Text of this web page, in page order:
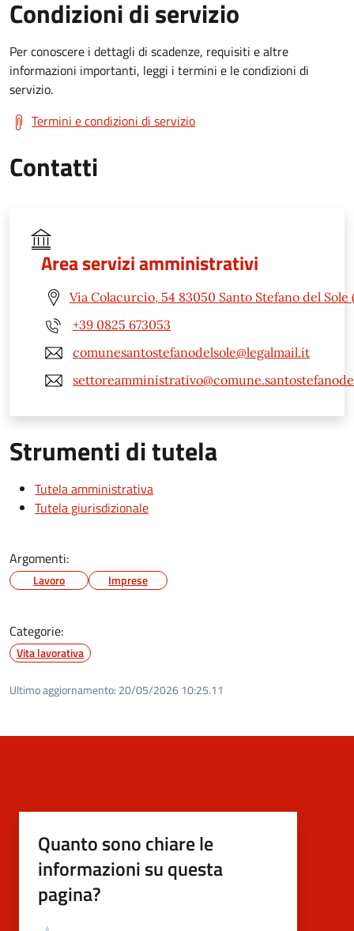
Condizioni di servizio
Per conoscere i dettagli di scadenze, requisiti e altre
informazioni importanti, leggi i termini e le condizioni di
servizio.
Termini e condizioni di servizio
Contatti
Area servizi amministrativi
Via Colacurcio, 54 83050 Santo Stefano del Sole
+39 0825 673053
comunesantostefanodelsole@legalmail.it
Strumenti di tutela
Tutela amministrativa
Tutela giurisdizionale
Argomenti:
Lavoro Imprese
Categorie:
Vita lavorativa
Ultimo aggiornamento: 20/05/2026 10:25.11
Quanto sono chiare le
informazioni su questa
pagina?